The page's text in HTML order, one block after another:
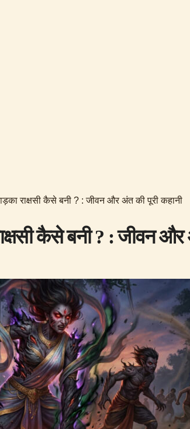
राक्षसी कैसे बनी ? : जीवन और अंत की पूरी कहानी
कैसे बनी ? : जीवन और